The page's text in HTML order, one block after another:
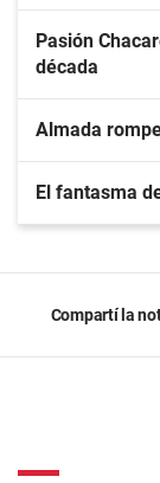
Pasión
década
Almada
El fantasma
Compartí la